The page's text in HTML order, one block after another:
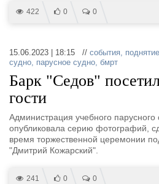
422 0 0
15.06.2023 | 18:15 // события,
судно, парусное судно, бмрт
Барк "Седов"
гости
Администрация учебного
опубликовала серию фотографий,
время торжественной церемонии
"Дмитрий Кожарский".
241 0 0